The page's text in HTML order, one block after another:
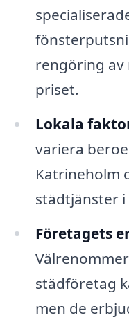
rengöring av
priset.
Lokala
variera
Katrineholm
städtjänster
Företagets
städföretag
men de